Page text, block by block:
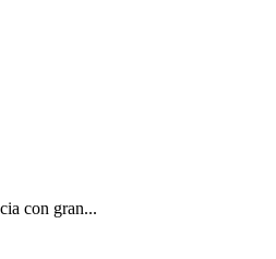
con gran...